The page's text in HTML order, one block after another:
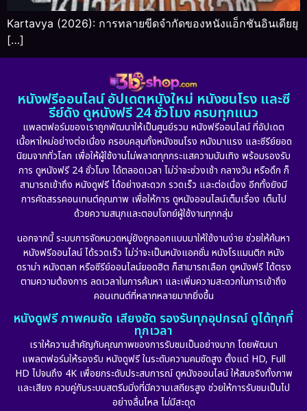
Kartavya (2026): การทลายขีดจำกัดของหนังแอ็กชันอินเดียยุ
[…]
หนังฟรีออนไลน์ อัปเดตหนังใหม่ หนังชนโรง และซี
รีย์ดัง ดูหนังฟรี 24 ชั่วโมง ครบทุกแนว
แพลตฟอร์มของเราถูกพัฒนาให้เป็นศูนย์รวม หนังฟรีออนไลน์ ที่อัปเดต
เนื้อหาใหม่อย่างต่อเนื่อง ครอบคลุมทั้งหนังชนโรง หนังมาแรง และซีรีย์ยอด
นิยมจากทั่วโลก เพื่อให้ผู้ใช้งานไม่พลาดทุกกระแสความบันเทิง พร้อมรองรับ
การ ดูหนังฟรี 24 ชั่วโมง ได้ตลอดเวลา ไม่ว่าจะช่วงเช้า กลางวัน หรือดึก ก็
สามารถเข้าถึง หนังดูฟรี ได้อย่างสะดวก รวดเร็ว และต่อเนื่อง อีกทั้งยังมี
การคัดสรรคอนเทนต์คุณภาพ เพื่อให้การ ดูหนังออนไลน์เต็มเรื่อง เต็มไป
ด้วยความสนุกและตอบโจทย์ผู้ใช้งานทุกกลุ่ม
นอกจากนี้ ระบบการจัดหมวดหมู่ยังถูกออกแบบมาให้ใช้งานง่าย ช่วยให้ค้นหา
หนังฟรีออนไลน์ ได้รวดเร็ว ไม่ว่าจะเป็นหนังแอคชั่น หนังโรแมนติก หนัง
ดราม่า หนังตลก หรือซีรีย์ออนไลน์ยอดฮิต ก็สามารถเลือก ดูหนังฟรี ได้ตรง
ตามความต้องการ ลดเวลาในการค้นหา และเพิ่มความสะดวกในการเข้าถึง
คอนเทนต์ที่หลากหลายมากยิ่งขึ้น
หนังดูฟรี ภาพคมชัด เสียงชัด รองรับทุกอุปกรณ์ ดูได้ทุกที่
ทุกเวลา
เราให้ความสำคัญกับคุณภาพของการรับชมเป็นอย่างมาก โดยพัฒนา
แพลตฟอร์มให้รองรับ หนังดูฟรี ในระดับความคมชัดสูง ตั้งแต่ HD, Full
HD ไปจนถึง 4K เพื่อยกระดับประสบการณ์ ดูหนังออนไลน์ ให้สมจริงทั้งภาพ
และเสียง ควบคู่กับระบบสตรีมมิ่งที่มีความเสถียรสูง ช่วยให้การรับชมเป็นไป
อย่างลื่นไหล ไม่มีสะดุด